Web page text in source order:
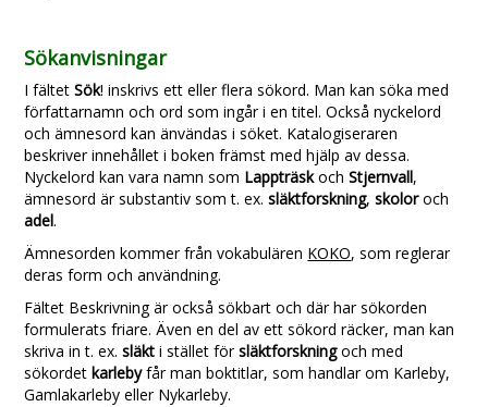
Sökanvisningar
I fältetSök! inskrivs ett eller flera sökord. Man kan söka med
författarnamn och ord som ingår i en titel. Också nyckelord
och ämnesord kan änvändas i söket. Katalogiseraren
beskriver innehållet i boken främst med hjälp av dessa.
Nyckelord kan vara namn som LappträskochStjernvall,
ämnesord är substantiv som t. ex.släktforskning,skoloroch
adel.
Ämnesorden kommer från vokabulären KOKO, som reglerar
deras form och användning.
Fältet Beskrivning är också sökbart och där har sökorden
formulerats friare. Även en del av ett sökord räcker, man kan
skriva in t. ex.släkti stället försläktforskningoch med
sökordetkarlebyfår man boktitlar, som handlar om Karleby,
Gamlakarleby eller Nykarleby.